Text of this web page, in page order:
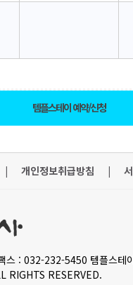
템플스테이 예약/신청
| 개인정보취급방침 |
스 : 032-232-5450 템플스테
RIGHTS RESERVED.